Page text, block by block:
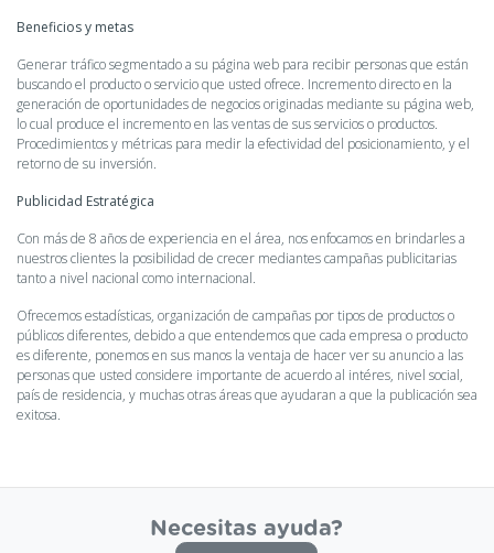
Beneficios y metas
Generar tráfico segmentado a su página web para recibir personas que están
buscando el producto o servicio que usted ofrece. Incremento directo en la
generación de oportunidades de negocios originadas mediante su página web,
lo cual produce el incremento en las ventas de sus servicios o productos.
Procedimientos y métricas para medir la efectividad del posicionamiento, y el
retorno de su inversión.
Publicidad Estratégica
Con más de 8 años de experiencia en el área, nos enfocamos en brindarles a
nuestros clientes la posibilidad de crecer mediantes campañas publicitarias
tanto a nivel nacional como internacional.
Ofrecemos estadísticas, organización de campañas por tipos de productos o
públicos diferentes, debido a que entendemos que cada empresa o producto
es diferente, ponemos en sus manos la ventaja de hacer ver su anuncio a las
personas que usted considere importante de acuerdo al intéres, nivel social,
país de residencia, y muchas otras áreas que ayudaran a que la publicación sea
exitosa.
Necesitas ayuda?